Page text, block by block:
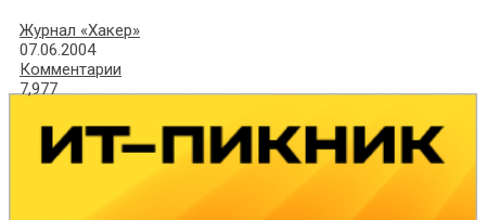
Журнал «Хакер»
07.06.2004
Комментарии
7,977